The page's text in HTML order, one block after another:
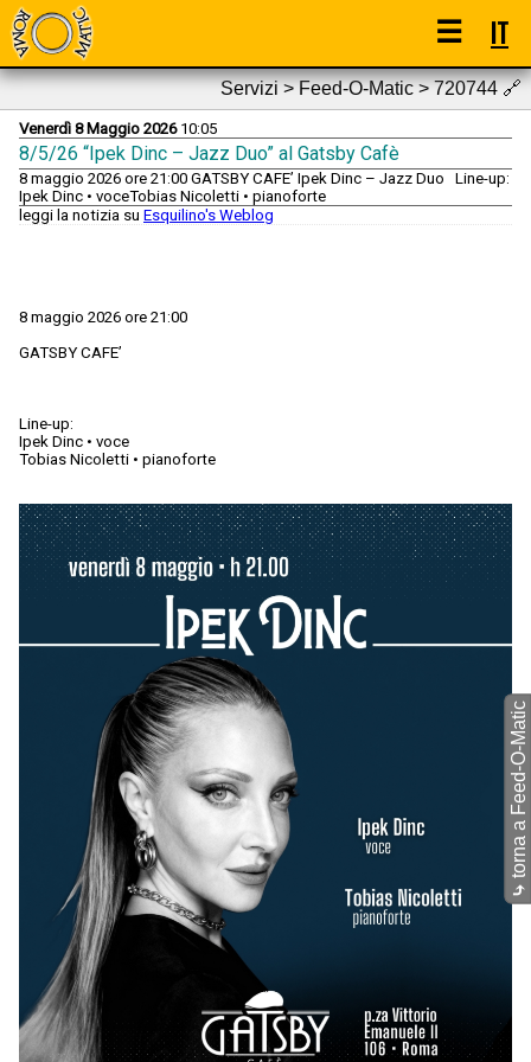
☰ IT
Servizi > Feed-O-Matic > 720744🔗
Venerdì 8 Maggio 202610:05
8/5/26 “Ipek Dinc – Jazz Duo” al Gatsby Cafè
8 maggio 2026 ore 21:00 GATSBY CAFE’ Ipek Dinc – Jazz Duo Line-up:
Ipek Dinc • voceTobias Nicoletti • pianoforte
leggi la notizia su Esquilino's Weblog
8 maggio 2026 ore 21:00
GATSBY CAFE’
Line-up:
Ipek Dinc • voce
Tobias Nicoletti • pianoforte
⤷
torna a Feed-O-Matic